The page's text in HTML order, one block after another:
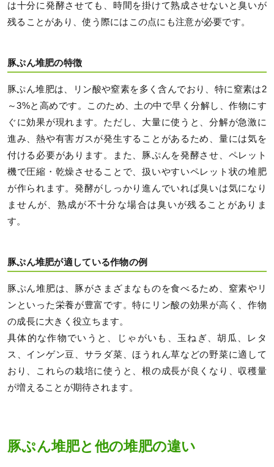
は十分に発酵させても、時間を掛けて熟成させないと臭いが
残ることがあり、使う際にはこの点にも注意が必要です。
豚ぷん堆肥の特徴
豚ぷん堆肥は、リン酸や窒素を多く含んでおり、特に窒素は2
～3%と高めです。このため、土の中で早く分解し、作物にす
ぐに効果が現れます。ただし、大量に使うと、分解が急激に
進み、熱や有害ガスが発生することがあるため、量には気を
付ける必要があります。また、豚ぷんを発酵させ、ペレット
機で圧縮・乾燥させることで、扱いやすいペレット状の堆肥
が作られます。発酵がしっかり進んでいれば臭いは気になり
ませんが、熟成が不十分な場合は臭いが残ることがありま
す。
豚ぷん堆肥が適している作物の例
豚ぷん堆肥は、豚がさまざまなものを食べるため、窒素やリ
ンといった栄養が豊富です。特にリン酸の効果が高く、作物
の成長に大きく役立ちます。
具体的な作物でいうと、じゃがいも、玉ねぎ、胡瓜、レタ
ス、インゲン豆、サラダ菜、ほうれん草などの野菜に適して
おり、これらの栽培に使うと、根の成長が良くなり、収穫量
が増えることが期待されます。
豚ぷん堆肥と他の堆肥の違い